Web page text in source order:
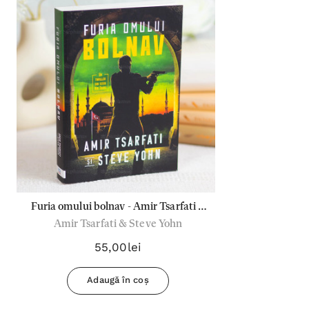
Furia omului bolnav - Amir Tsarfati și
Steve Yohn
Amir Tsarfati & Steve Yohn
55,00lei
Adaugă în coș